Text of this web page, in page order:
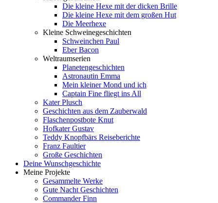
Die kleine Hexe mit der dicken Brille
Die kleine Hexe mit dem großen Hut
Die Meerhexe
Kleine Schweinegeschichten
Schweinchen Paul
Eber Bacon
Weltraumserien
Planetengeschichten
Astronautin Emma
Mein kleiner Mond und ich
Captain Fine fliegt ins All
Kater Plusch
Geschichten aus dem Zauberwald
Flaschenpostbote Knut
Hofkater Gustav
Teddy Knopfbärs Reiseberichte
Franz Faultier
Große Geschichten
Deine Wunschgeschichte
Meine Projekte
Gesammelte Werke
Gute Nacht Geschichten
Commander Finn